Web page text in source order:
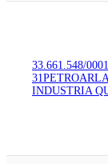
33.661.548/
31PETROARLA
INDUSTRIA